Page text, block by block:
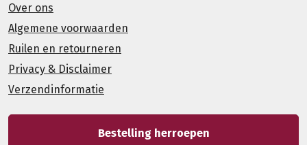
Over ons
Algemene voorwaarden
Ruilen en retourneren
Privacy & Disclaimer
Verzendinformatie
Bestelling herroepen